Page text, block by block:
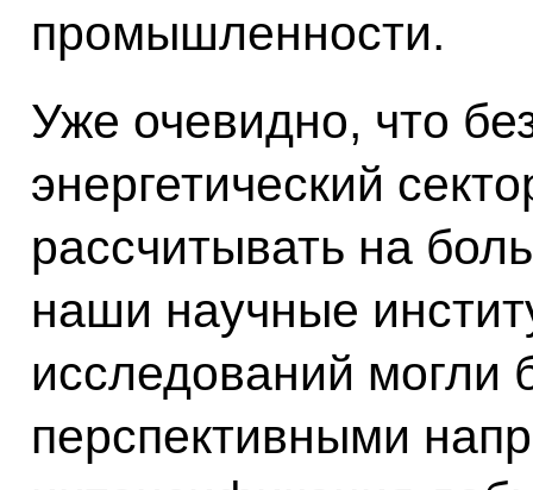
промышленности.
Уже очевидно, что
энергетический
рассчитывать на
наши научные
исследований могли
перспективными